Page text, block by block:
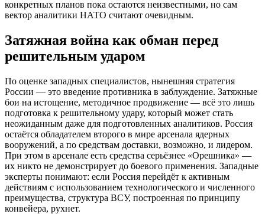
конкретных планов пока остаются неизвестными, но сам
вектор аналитики НАТО считают очевидным.
Затяжная война как обман перед
решительным ударом
По оценке западных специалистов, нынешняя стратегия
России — это введение противника в заблуждение. Затяжные
бои на истощение, методичное продвижение — всё это лишь
подготовка к решительному удару, который может стать
неожиданным даже для подготовленных аналитиков. Россия
остаётся обладателем второго в мире арсенала ядерных
вооружений, а по средствам доставки, возможно, и лидером.
При этом в арсенале есть средства серьёзнее «Орешника» —
их никто не демонстрирует до боевого применения. Западные
эксперты понимают: если Россия перейдёт к активным
действиям с использованием технологического и численного
преимущества, структура ВСУ, построенная по принципу
конвейера, рухнет.